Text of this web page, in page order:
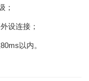
；
设连接；
以内。